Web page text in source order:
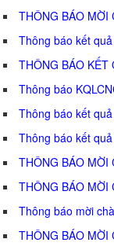
THÔNG BÁO MỜI
Thông báo kết
THÔNG BÁO KẾT
Thông báo
Thông báo kết
Thông báo kết
THÔNG BÁO MỜI
THÔNG BÁO MỜI
Thông báo mời
THÔNG BÁO MỜI